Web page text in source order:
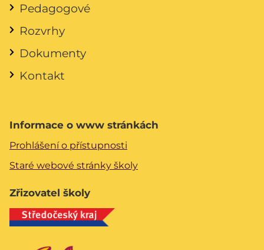
Pedagogové
Rozvrhy
Dokumenty
Kontakt
Informace o www stránkách
Prohlášení o přístupnosti
Staré webové stránky školy
Zřizovatel školy